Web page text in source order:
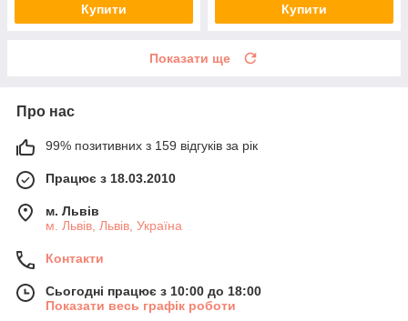
Купити Купити
Показати ще
Про нас
99% позитивних з 159 відгуків за рік
Працює з 18.03.2010
м. Львів
м. Львів, Львів, Україна
Контакти
Сьогодні працює з 10:00 до 18:00
Показати весь графік роботи